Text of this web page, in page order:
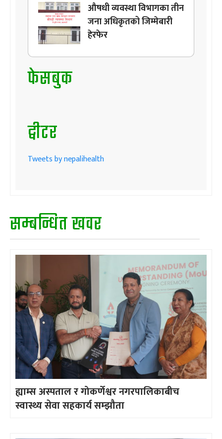
औषधी व्यवस्था विभागका तीन
जना अधिकृतको जिम्मेबारी
हेरफेर
फेसबुक
ट्वीटर
Tweets by nepalihealth
सम्बन्धित खवर
ह्याम्स अस्पताल र गोकर्णेश्वर नगरपालिकाबीच
स्वास्थ्य सेवा सहकार्य सम्झौता